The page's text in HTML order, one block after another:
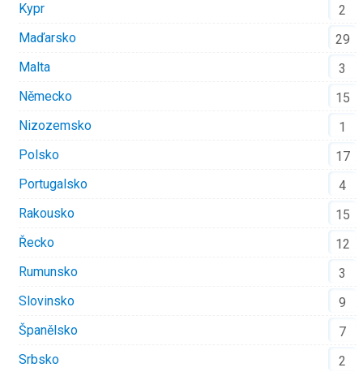
Kypr
2
Maďarsko
29
Malta
3
Německo
15
Nizozemsko
1
Polsko
17
Portugalsko
4
Rakousko
15
Řecko
12
Rumunsko
3
Slovinsko
9
Španělsko
7
Srbsko
2